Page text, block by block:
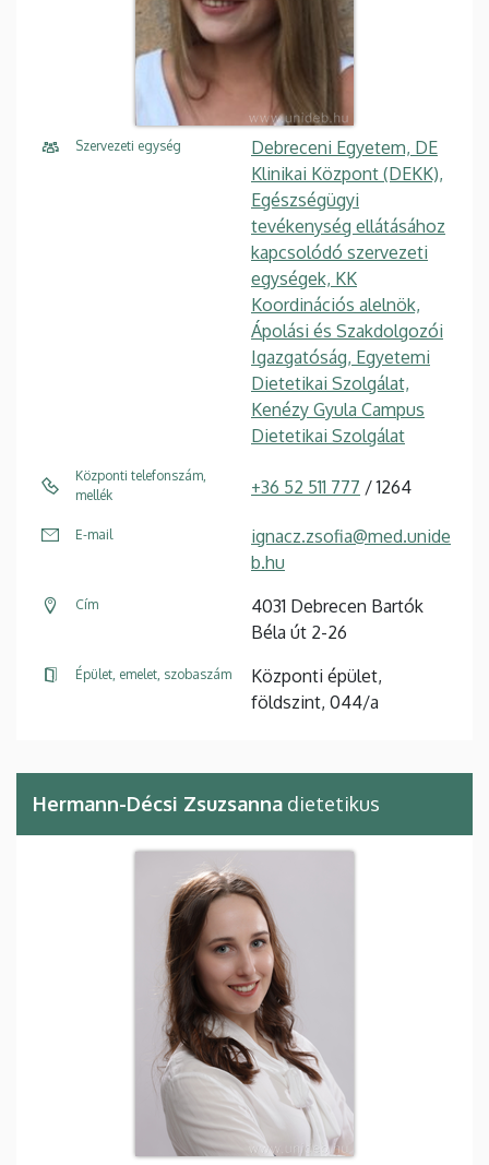
Szervezeti egység
Debreceni Egyetem, DE
Klinikai Központ (DEKK),
Egészségügyi
tevékenység ellátásához
kapcsolódó szervezeti
egységek, KK
Koordinációs alelnök,
Ápolási és Szakdolgozói
Igazgatóság, Egyetemi
Dietetikai Szolgálat,
Kenézy Gyula Campus
Dietetikai Szolgálat
Központi telefonszám,
mellék
+36 52 511 777 / 1264
E-mail
ignacz.zsofia@med.unide
b.hu
Cím
4031 Debrecen Bartók
Béla út 2-26
Épület, emelet, szobaszám
Központi épület,
földszint, 044/a
Hermann-Décsi Zsuzsanna dietetikus